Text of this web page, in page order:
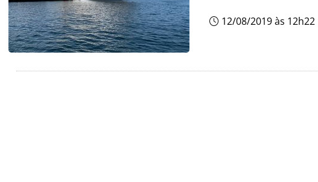
12/08/2019 às 12h22